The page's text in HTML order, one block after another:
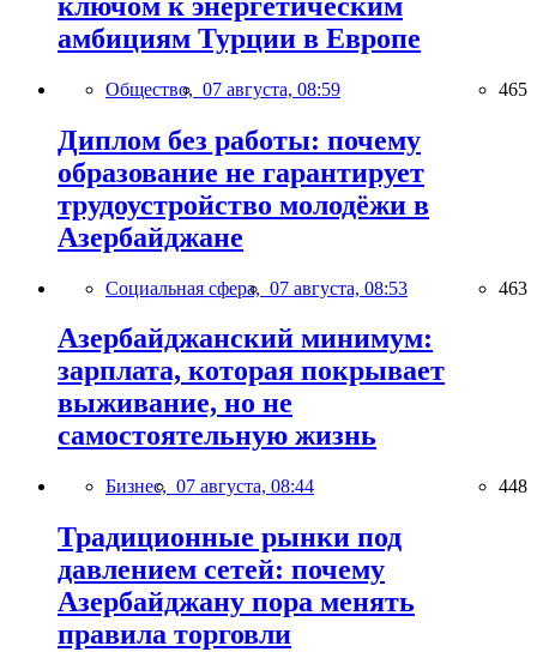
амбициям Турции в Европе
Общество, 07 августа, 08:59 465
Диплом без работы: почему
образование не гарантирует
трудоустройство молодёжи в
Азербайджане
Социальная сфера, 07 августа, 08:53 463
Азербайджанский минимум:
зарплата, которая покрывает
выживание, но не
самостоятельную жизнь
Бизнес, 07 августа, 08:44 448
Традиционные рынки под
давлением сетей: почему
Азербайджану пора менять
правила торговли